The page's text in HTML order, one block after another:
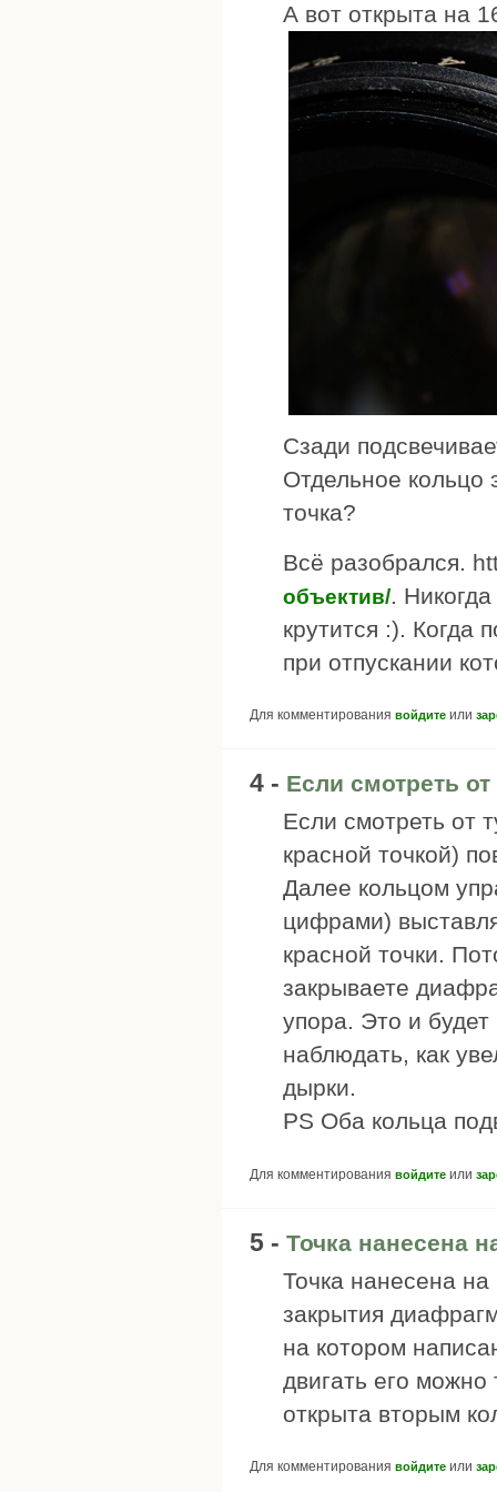
А вот открыта на
Сзади
Отдельное кольцо
точка?
Всё разобрался.
объектив/.
крутится :). Когда
при отпускании
Для комментирования войдите или
4 - Если смотреть
Если смотреть от
красной точкой)
Далее кольцом
цифрами)
красной точки.
закрываете
упора. Это и
наблюдать, как
дырки.
PS Оба кольца
Для комментирования войдите или
5 - Точка нанесена
Точка нанесена на
закрытия
на котором
двигать его
открыта вторым
Для комментирования войдите или